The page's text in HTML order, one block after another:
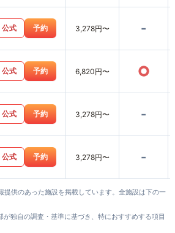
公式 予約 3,278円〜 -
公式 予約 6,820円〜 ○
公式 予約 3,278円〜 -
公式 予約 3,278円〜 -
提供のあった施設を掲載しています。全施設は下の一
独自の調査・基準に基づき、特におすすめする項目